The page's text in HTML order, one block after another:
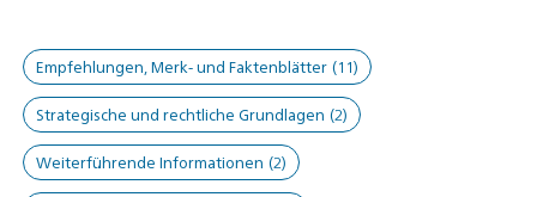
Empfehlungen, Merk- und Faktenblätter (11)
Strategische und rechtliche Grundlagen (2)
Weiterführende Informationen (2)